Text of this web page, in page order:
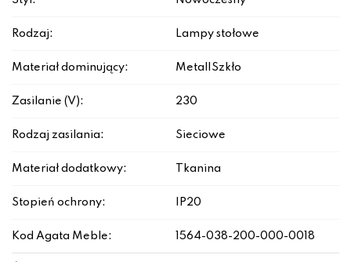
Rodzaj: Lampy stołowe
Materiał dominujący: Metal|Szkło
Zasilanie (V): 230
Rodzaj zasilania: Sieciowe
Materiał dodatkowy: Tkanina
Stopień ochrony: IP20
Kod Agata Meble: 1564-038-200-000-0018